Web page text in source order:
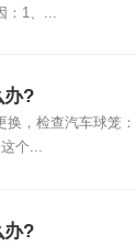
1、...
办?
，检查汽车球笼：
个...
办?